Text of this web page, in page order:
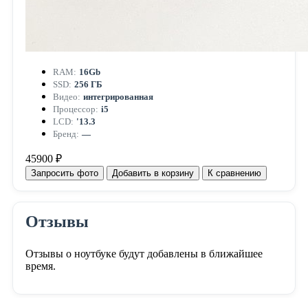
RAM: 16Gb
SSD: 256 ГБ
Видео: интегрированная
Процессор: i5
LCD: '13.3
Бренд: —
45900 ₽
Запросить фото Добавить в корзину К сравнению
Отзывы
Отзывы о ноутбуке будут добавлены в ближайшее
время.